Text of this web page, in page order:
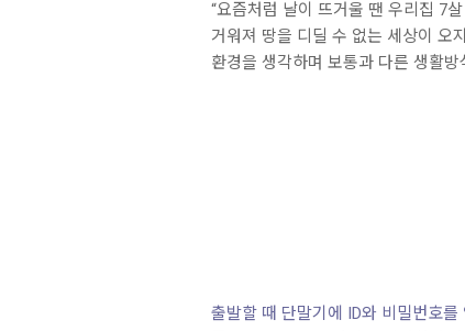
“요즘처럼 날이 뜨거울 땐 우리집 7
거워져 땅을 디딜 수 없는 세상이 오
환경을 생각하며 보통과 다른 생활
출발할 때 단말기에 ID와 비밀번호